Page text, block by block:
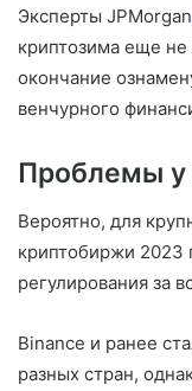
Эксперты JPMorgan
криптозима еще
окончание
венчурного
Проблемы у
Вероятно, для
криптобиржи 2023
регулирования за
Binance и ранее
разных стран,